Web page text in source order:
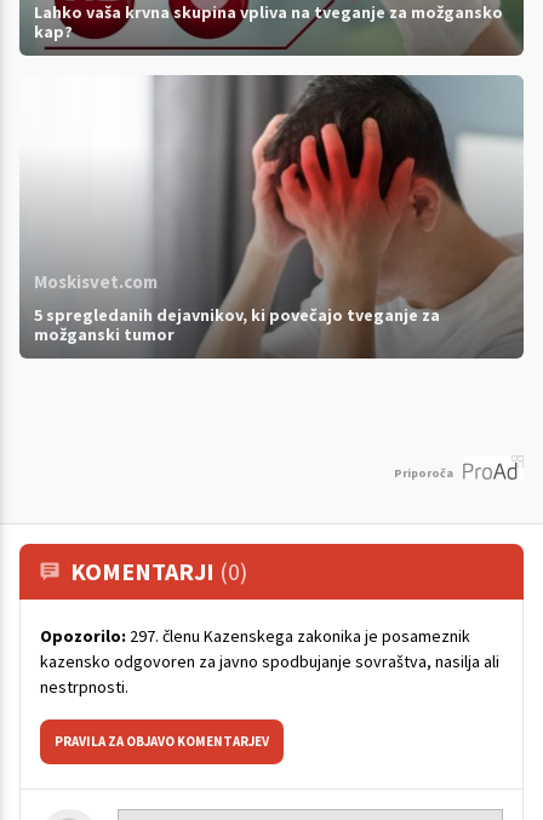
Lahko vaša krvna skupina vpliva na tveganje za možgansko
kap?
Moskisvet.com
5 spregledanih dejavnikov, ki povečajo tveganje za
možganski tumor
Priporoča
KOMENTARJI (0)
Opozorilo: 297. členu Kazenskega zakonika je posameznik
kazensko odgovoren za javno spodbujanje sovraštva, nasilja ali
nestrpnosti.
PRAVILA ZA OBJAVO KOMENTARJEV